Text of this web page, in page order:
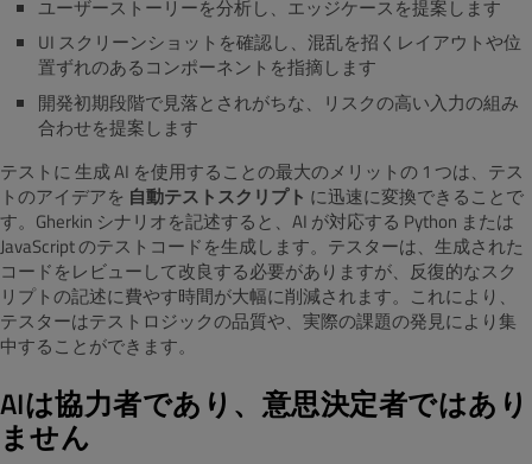
ユーザーストーリーを分析し、エッジケースを提案します
UI スクリーンショットを確認し、混乱を招くレイアウトや位
置ずれのあるコンポーネントを指摘します
開発初期段階で見落とされがちな、リスクの高い入力の組み
合わせを提案します
テストに 生成 AI を使用することの最大のメリットの 1 つは、テス
トのアイデアを 自動テストスクリプト に迅速に変換できることで
す。Gherkin シナリオを記述すると、AI が対応する Python または
JavaScript のテストコードを生成します。テスターは、生成された
コードをレビューして改良する必要がありますが、反復的なスク
リプトの記述に費やす時間が大幅に削減されます。これにより、
テスターはテストロジックの品質や、実際の課題の発見により集
中することができます。
AIは協力者であり、意思決定者ではあり
ません